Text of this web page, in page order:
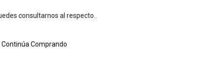
consultarnos al respecto..
Comprando